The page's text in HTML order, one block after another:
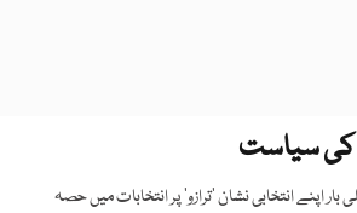
سیاست
بعد پہلی بار اپنے انتخابی نشان ’ترازو‘ پر انتخابات میں حصہ